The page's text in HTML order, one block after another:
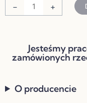
- +
Jesteśmy
zamówionych
O producencie